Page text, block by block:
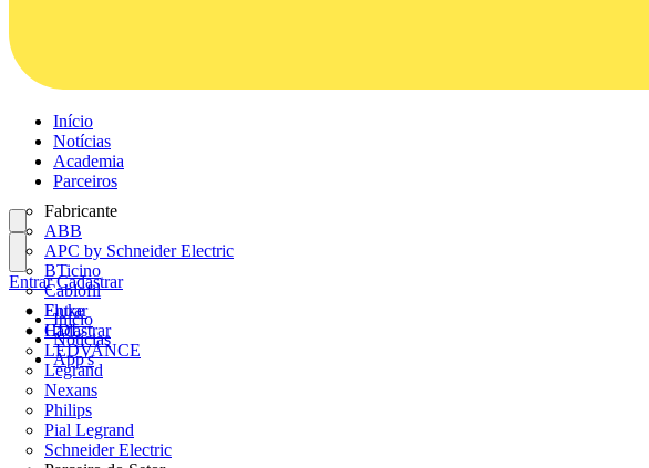
Início
Notícias
Academia
Parceiros
Fabricante
ABB
APC by Schneider Electric
BTicino
Cablofil
Fluke
HDL
LEDVANCE
Legrand
Nexans
Philips
Pial Legrand
Schneider Electric
Entrar
Cadastrar
Entrar Cadastrar
Início
Notícias
App's